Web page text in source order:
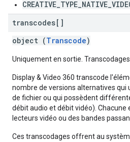
transcodes[]
object (Transcode)
Uniquement en sortie.
Display & Video 360 transcode
nombre de versions alternatives
de fichier ou qui possèdent
débit audio et débit vidéo). Chacune
lecteurs vidéo ou des bandes
Ces transcodages offrent au